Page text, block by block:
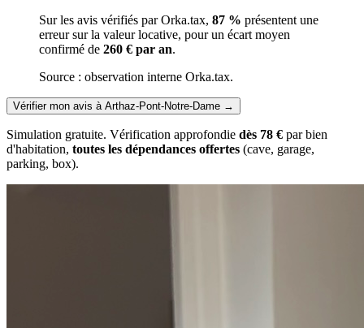
Sur les avis vérifiés par Orka.tax, 87 % présentent une
erreur sur la valeur locative, pour un écart moyen
confirmé de 260 € par an.
Source : observation interne Orka.tax.
Vérifier mon avis à Arthaz-Pont-Notre-Dame →
Simulation gratuite. Vérification approfondie dès 78 € par bien
d'habitation, toutes les dépendances offertes (cave, garage,
parking, box).